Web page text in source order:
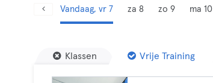
Vandaag, vr 7 za 8 zo 9 ma 10
Klassen Vrije Training